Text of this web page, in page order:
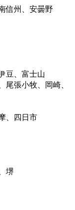
信州、安曇野
豆、富士山
尾張小牧、岡崎、
、四日市
堺